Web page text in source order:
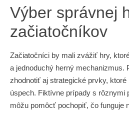
Výber správnej
začiatočníkov
Začiatočníci by mali zvážiť hry,
a jednoduchý herný mechanizmus.
zhodnotiť aj strategické prvky,
úspech. Fiktívne prípady s rôznymi
môžu pomôcť pochopiť, čo funguje